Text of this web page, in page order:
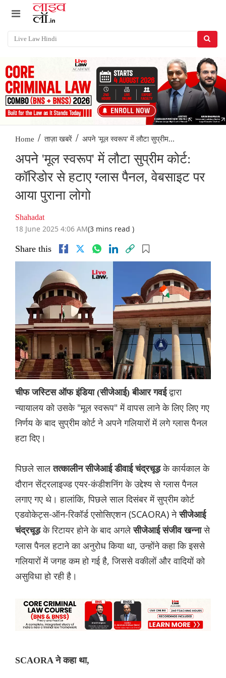
Home / ताज़ा खबरें / अपने 'मूल स्वरूप' में लौटा सुप्रीम...
अपने 'मूल स्वरूप' में लौटा सुप्रीम कोर्ट:
कॉरिडोर से हटाए ग्लास पैनल, वेबसाइट पर
आया पुराना लोगो
Shahadat
18 June 2025 4:06 AM(3 mins read )
Share this
चीफ जस्टिस ऑफ इंडिया (सीजेआई) बीआर गवईद्वारा
न्यायालय को उसके "मूल स्वरूप" में वापस लाने के लिए लिए गए
निर्णय के बाद सुप्रीम कोर्ट ने अपने गलियारों में लगे ग्लास पैनल
हटा दिए।
पिछले सालतत्कालीन सीजेआई डीवाई चंद्रचूड़के कार्यकाल के
दौरान सेंट्रलाइज्ड एयर-कंडीशनिंग के उद्देश्य से ग्लास पैनल
लगाए गए थे। हालांकि, पिछले साल दिसंबर में सुप्रीम कोर्ट
एडवोकेट्स-ऑन-रिकॉर्ड एसोसिएशन (SCAORA) नेसीजेआई
चंद्रचूड़के रिटायर होने के बाद अगलेसीजेआई संजीव खन्नासे
ग्लास पैनल हटाने का अनुरोध किया था, उन्होंने कहा कि इससे
गलियारों में जगह कम हो गई है, जिससे वकीलों और वादियों को
असुविधा हो रही है।
SCAORA ने कहा था,